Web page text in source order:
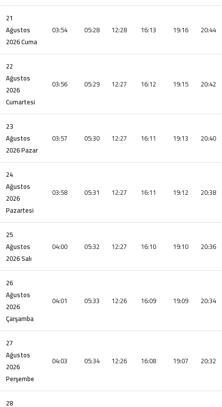
21
Ağustos
2026 Cuma
03:54 05:28 12:28 16:13 19:16 20:44
22
Ağustos
2026
Cumartesi
03:56 05:29 12:27 16:12 19:15 20:42
23
Ağustos
2026 Pazar
03:57 05:30 12:27 16:11 19:13 20:40
24
Ağustos
2026
Pazartesi
03:58 05:31 12:27 16:11 19:12 20:38
25
Ağustos
2026 Salı
04:00 05:32 12:27 16:10 19:10 20:36
26
Ağustos
2026
Çarşamba
04:01 05:33 12:26 16:09 19:09 20:34
27
Ağustos
2026
Perşembe
04:03 05:34 12:26 16:08 19:07 20:32
28